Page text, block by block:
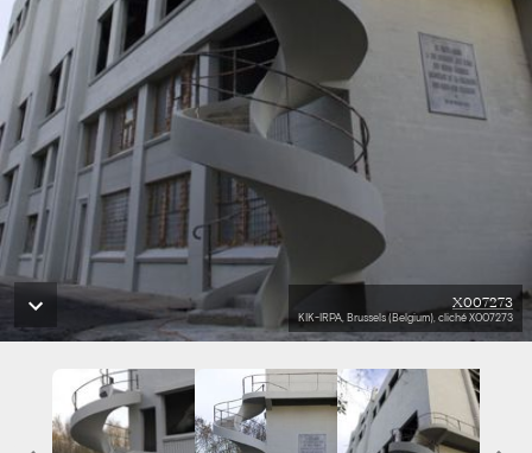
X007273
KIK-IRPA, Brussels (Belgium), cliché X007273